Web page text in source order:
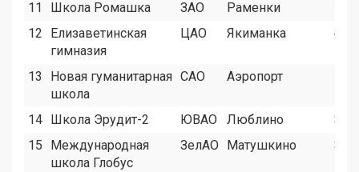
11 Школа Ромашка ЗАО Раменки
12
Елизаветинская
гимназия
ЦАО Якиманка 4
13
Новая гуманитарная
школа
САО Аэропорт
14 Школа Эрудит-2 ЮВАО Люблино
3
15
Международная
школа Глобус
ЗелАО Матушкино 3